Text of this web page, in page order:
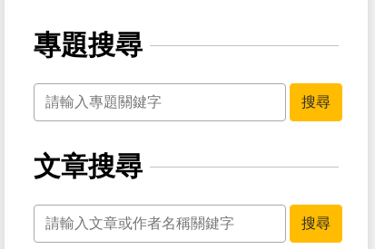
專題搜尋
關鍵字
搜尋
文章搜尋
關鍵字
搜尋